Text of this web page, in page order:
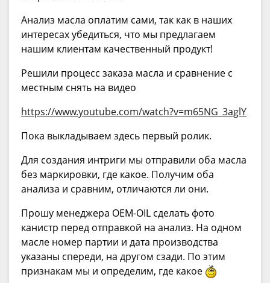
Анализ масла оплатим сами, так как в наших
интересах убедиться, что мы предлагаем
нашим клиентам качественный продукт!
Решили процесс заказа масла и сравнение с
местным снять на видео
https://www.youtube.com/watch?v=m65NG_3aglY
Пока выкладываем здесь первый ролик.
Для создания интриги мы отправили оба масла
без маркировки, где какое. Получим оба
анализа и сравним, отличаются ли они.
Прошу менеджера OEM-OIL сделать фото
канистр перед отправкой на анализ. На одном
масле номер партии и дата производства
указаны спереди, на другом сзади. По этим
признакам мы и определим, где какое